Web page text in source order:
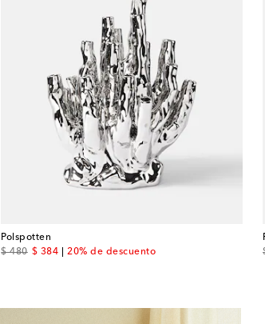
Polspotten
$ 480
original price
$ 384
discount price20% de descuento